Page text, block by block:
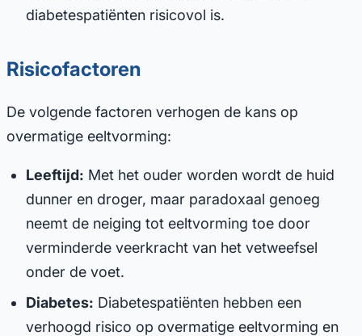
diabetespatiënten risicovol is.
Risicofactoren
De volgende factoren verhogen de kans op
overmatige eeltvorming:
Leeftijd: Met het ouder worden wordt de huid
dunner en droger, maar paradoxaal genoeg
neemt de neiging tot eeltvorming toe door
verminderde veerkracht van het vetweefsel
onder de voet.
Diabetes: Diabetespatiënten hebben een
verhoogd risico op overmatige eeltvorming en